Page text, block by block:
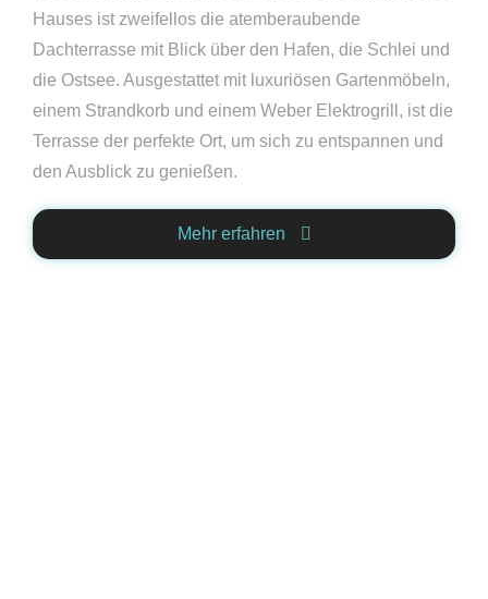
Hauses ist zweifellos die atemberaubende
Dachterrasse mit Blick über den Hafen, die Schlei und
die Ostsee. Ausgestattet mit luxuriösen Gartenmöbeln,
einem Strandkorb und einem Weber Elektrogrill, ist die
Terrasse der perfekte Ort, um sich zu entspannen und
den Ausblick zu genießen.
Mehr erfahren